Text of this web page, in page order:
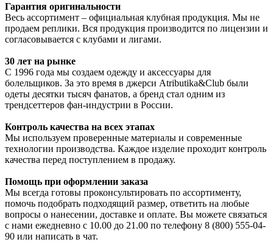
Гарантия оригинальности
Весь ассортимент – официальная клубная продукция. Мы не
продаем реплики. Вся продукция производится по лицензии и
согласовывается с клубами и лигами.
30 лет на рынке
С 1996 года мы создаем одежду и аксессуары для
болельщиков. За это время в джерси Atributika&Club были
одеты десятки тысяч фанатов, а бренд стал одним из
трендсеттеров фан-индустрии в России.
Контроль качества на всех этапах
Мы используем проверенные материалы и современные
технологии производства. Каждое изделие проходит контроль
качества перед поступлением в продажу.
Помощь при оформлении заказа
Мы всегда готовы проконсультировать по ассортименту,
помочь подобрать подходящий размер, ответить на любые
вопросы о нанесении, доставке и оплате. Вы можете связаться
с нами ежедневно с 10.00 до 21.00 по телефону 8 (800) 555-04-
90 или написать в чат.